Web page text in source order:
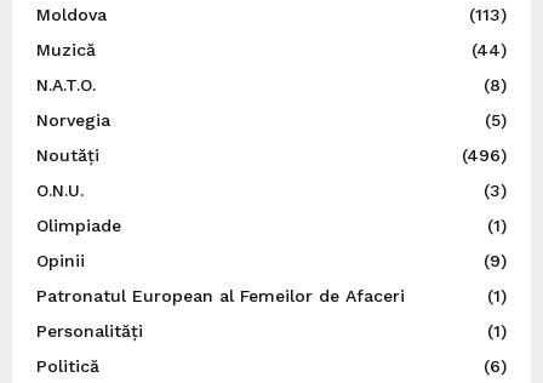
Moldova
(113)
Muzică
(44)
N.A.T.O.
(8)
Norvegia
(5)
Noutăți
(496)
O.N.U.
(3)
Olimpiade
(1)
Opinii
(9)
Patronatul European al Femeilor de Afaceri
(1)
Personalități
(1)
Politică
(6)